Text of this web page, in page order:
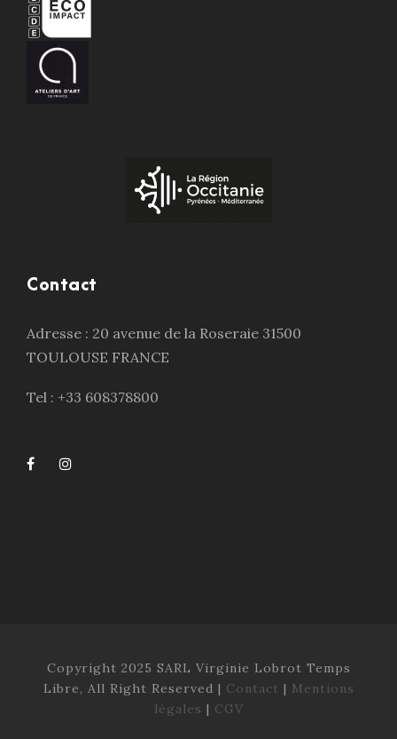
Contact
Adresse : 20 avenue de la Roseraie 31500
TOULOUSE FRANCE
Tel : +33 608378800
Copyright 2025 SARL Virginie Lobrot Temps
Libre, All Right Reserved | Contact | Mentions
légales | CGV